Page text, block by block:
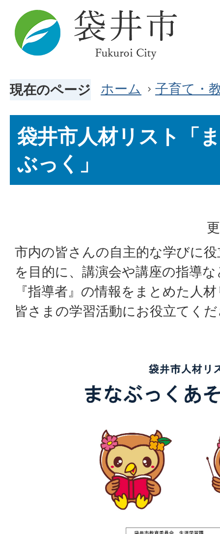
現在のページ ホーム 子育て・
袋井市人材リスト「
ぶっく」
市内の皆さんの自主的な学びに
を目的に、講演会や講座の指導
『指導者』の情報をまとめた人
皆さまの学習活動にお役立てく